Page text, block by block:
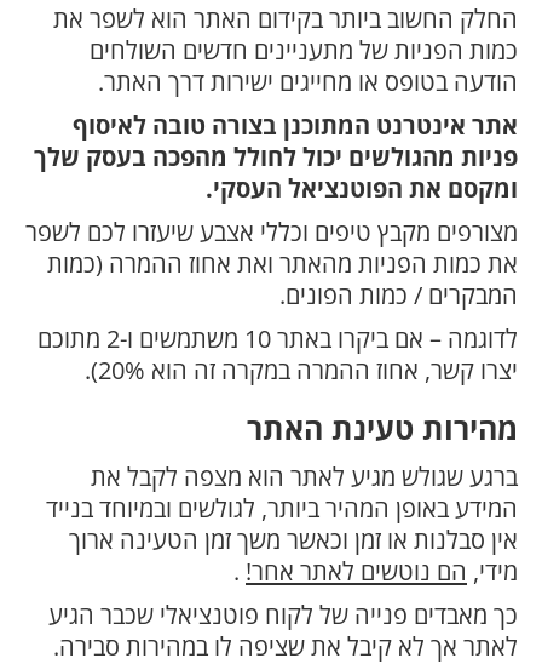
החלק החשוב ביותר בקידום האתר הוא לשפר את
כמות הפניות של מתעניינים חדשים השולחים
הודעה בטופס או מחייגים ישירות דרך האתר.
אתר אינטרנט המתוכנן בצורה טובה לאיסוף
פניות מהגולשים יכול לחולל מהפכה בעסק שלך
ומקסם את הפוטנציאל העסקי.
מצורפים מקבץ טיפים וכללי אצבע שיעזרו לכם לשפר
את כמות הפניות מהאתר ואת אחוז ההמרה (כמות
המבקרים / כמות הפונים.
לדוגמה – אם ביקרו באתר 10 משתמשים ו-2 מתוכם
יצרו קשר, אחוז ההמרה במקרה זה הוא 20%).
מהירות טעינת האתר
ברגע שגולש מגיע לאתר הוא מצפה לקבל את
המידע באופן המהיר ביותר, לגולשים ובמיוחד בנייד
אין סבלנות או זמן וכאשר משך זמן הטעינה ארוך
מידי, הם נוטשים לאתר אחר! .
כך מאבדים פנייה של לקוח פוטנציאלי שכבר הגיע
לאתר אך לא קיבל את שציפה לו במהירות סבירה.